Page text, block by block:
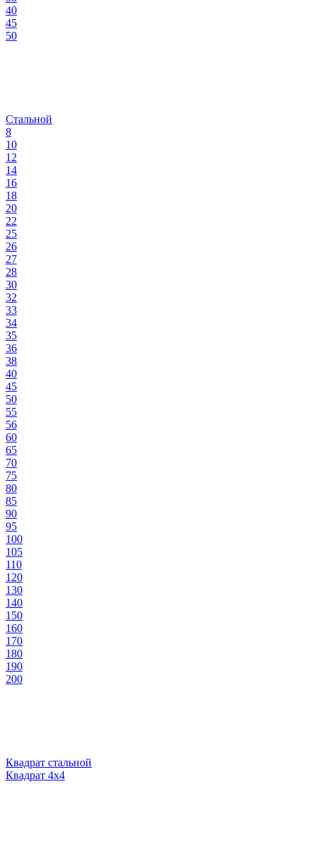
40
45
50
Стальной
8
10
12
14
16
18
20
22
25
26
27
28
30
32
33
34
35
36
38
40
45
50
55
56
60
65
70
75
80
85
90
95
100
105
110
120
130
140
150
160
170
180
190
200
Квадрат стальной
Квадрат 4х4